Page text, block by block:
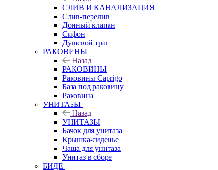
СЛИВ И КАНАЛИЗАЦИЯ
Слив-перелив
Донный клапан
Сифон
Душевой трап
РАКОВИНЫ
Назад
РАКОВИНЫ
Раковины Caprigo
База под раковину
Раковина
УНИТАЗЫ
Назад
УНИТАЗЫ
Бачок для унитаза
Крышка-сиденье
Чаша для унитаза
Унитаз в сборе
БИДЕ